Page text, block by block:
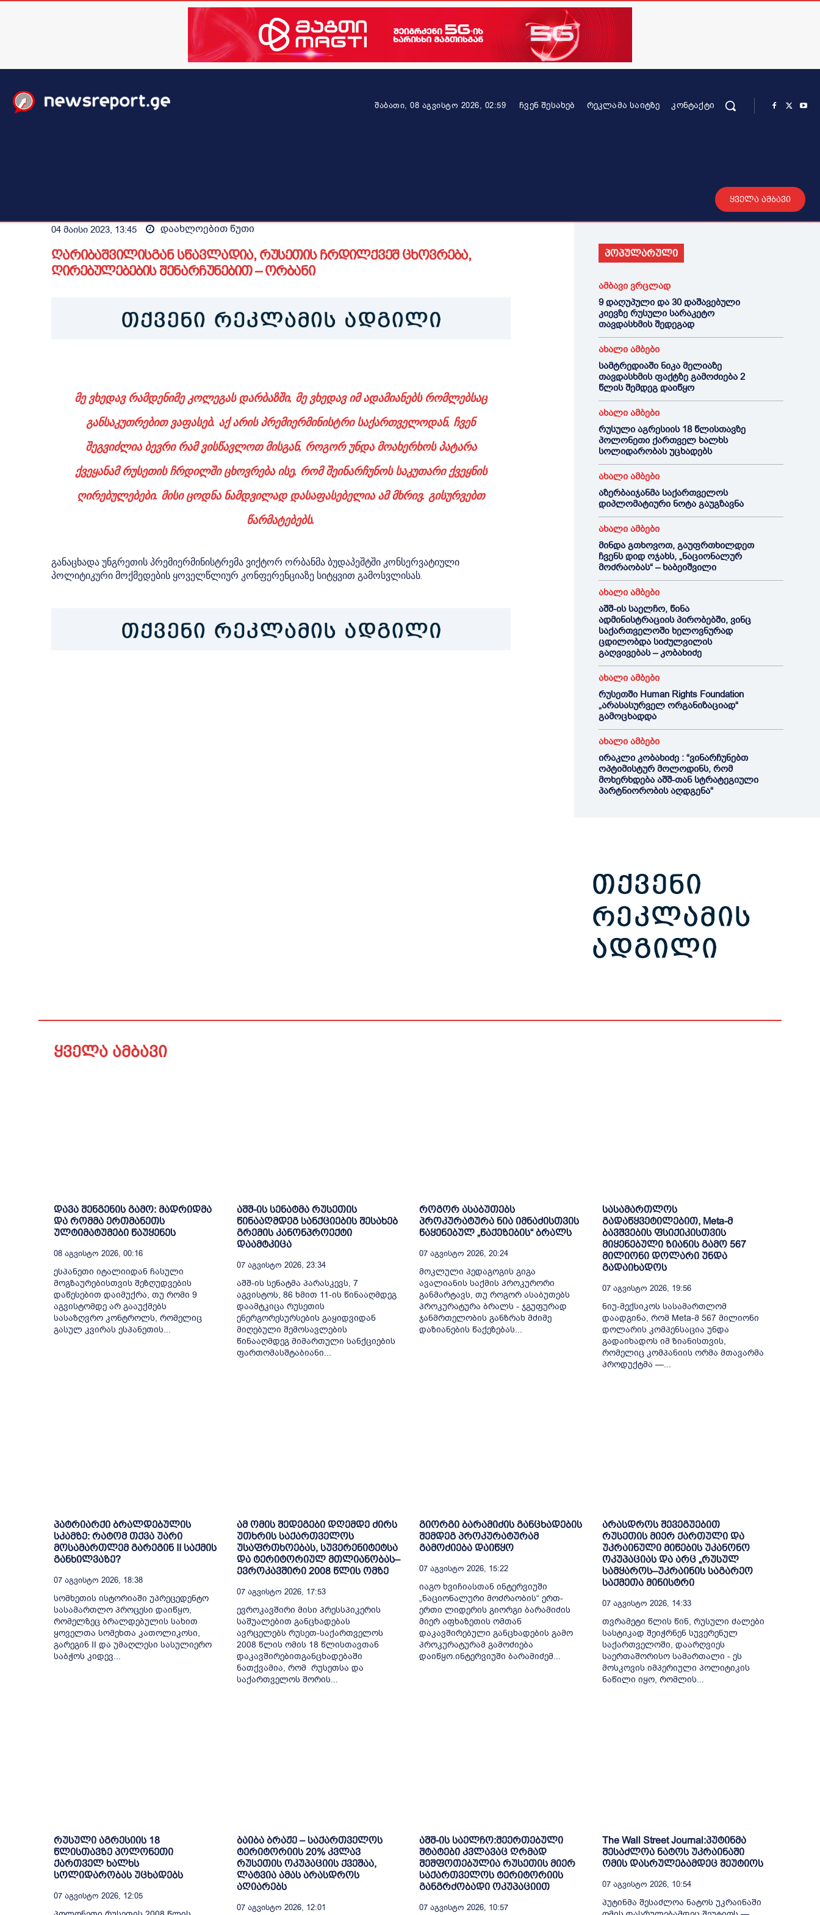
შაბათი, 08 აგვისტო 2026, 02:59 ᲩᲕᲔᲜ ᲨᲔᲡᲐᲮᲔᲑ ᲠᲔᲙᲚᲐᲛᲐ ᲡᲐᲘᲢᲖᲔ ᲙᲝᲜᲢᲐᲥᲢᲘ
ყველა ამბავი
04 მაისი 2023, 13:45 დაახლოებით წუთი
ღარიბაშვილისგან სწავლადია, რუსეთის ჩრდილქვეშ ცხოვრება,
ღირებულებების შენარჩუნებით – ორბანი
მე ვხედავ რამდენიმე კოლეგას დარბაზში, მე ვხედავ იმ ადამიანებს რომლებსაც
განსაკუთრებით ვაფასებ. აქ არის პრემიერმინისტრი საქართველოდან, ჩვენ
შეგვიძლია ბევრი რამ ვისწავლოთ მისგან, როგორ უნდა მოახერხოს პატარა
ქვეყანამ რუსეთის ჩრდილში ცხოვრება ისე, რომ შეინარჩუნოს საკუთარი ქვეყნის
ღირებულებები. მისი ცოდნა ნამდვილად დასაფასებელია ამ მხრივ. გისურვებთ
წარმატებებს.
განაცხადა უნგრეთის პრემიერმინისტრემა ვიქტორ ორბანმა ბუდაპეშტში კონსერვატიული
პოლიტიკური მოქმედების ყოველწლიურ კონფერენციაზე სიტყვით გამოსვლისას.
პოპულარული
ამბავი ვრცლად
9 დაღუპული და 30 დაშავებული
კიევზე რუსული სარაკეტო
თავდასხმის შედეგად
ახალი ამბები
სამტრედიაში ნიკა მელიაზე
თავდასხმის ფაქტზე გამოძიება 2
წლის შემდეგ დაიწყო
ახალი ამბები
რუსული აგრესიის 18 წლისთავზე
პოლონეთი ქართველ ხალხს
სოლიდარობას უცხადებს
ახალი ამბები
აზერბაიჯანმა საქართველოს
დიპლომატიური ნოტა გაუგზავნა
ახალი ამბები
მინდა გთხოვოთ, გაუფრთხილდეთ
ჩვენს დიდ ოჯახს, „ნაციონალურ
მოძრაობას“ – ხაბეიშვილი
ახალი ამბები
აშშ-ის საელჩო, წინა
ადმინისტრაციის პირობებში, ვინც
საქართველოში ხელოვნურად
ცდილობდა სიძულვილის
გაღვივებას – კობახიძე
ახალი ამბები
რუსეთში Human Rights Foundation
„არასასურველ ორგანიზაციად“
გამოცხადდა
ახალი ამბები
ირაკლი კობახიძე : “ვინარჩუნებთ
ოპტიმისტურ მოლოდინს, რომ
მოხერხდება აშშ-თან სტრატეგიული
პარტნიორობის აღდგენა“
ყველა ამბავი
დავა შენგენის გამო: მადრიდმა
და რომმა ერთმანეთს
ულტიმატუმები წაუყენეს
08 Აგვისტო 2026, 00:16
ესპანეთი იტალიიდან ჩასული
მოგზაურებისთვის შეზღუდვების
დაწესებით დაიმუქრა, თუ რომი 9
აგვისტომდე არ გააუქმებს
სასაზღვრო კონტროლს, რომელიც
გასულ კვირას ესპანეთის...
აშშ-ის სენატმა რუსეთის
წინააღმდეგ სანქციების შესახებ
გრემის კანონპროექტი
დაამტკიცა
07 Აგვისტო 2026, 23:34
აშშ-ის სენატმა პარასკევს, 7
აგვისტოს, 86 ხმით 11-ის წინააღმდეგ
დაამტკიცა რუსეთის
ენერგორესურსების გაყიდვიდან
მიღებული შემოსავლების
წინააღმდეგ მიმართული სანქციების
ფართომასშტაბიანი...
როგორ ასაბუთებს
პროკურატურა ნია იმნაძისთვის
წაყენებულ „წაქეზების“ ბრალს
07 Აგვისტო 2026, 20:24
მოკლული პედაგოგის გიგა
ავალიანის საქმის პროკურორი
განმარტავს, თუ როგორ ასაბუთებს
პროკურატურა ბრალს - ჯგუფურად
ჯანმრთელობის განზრახ მძიმე
დაზიანების წაქეზებას...
სასამართლოს
გადაწყვეტილებით, Meta-მ
ბავშვების ფსიქიკისთვის
მიყენებული ზიანის გამო 567
მილიონი დოლარი უნდა
გადაიხადოს
07 Აგვისტო 2026, 19:56
ნიუ-მექსიკოს სასამართლომ
დაადგინა, რომ Meta-მ 567 მილიონი
დოლარის კომპენსაცია უნდა
გადაიხადოს იმ ზიანისთვის,
რომელიც კომპანიის ორმა მთავარმა
პროდუქტმა —...
პატრიარქი ბრალდებულის
სკამზე: რატომ თქვა უარი
მოსამართლემ გარეგინ II საქმის
განხილვაზე?
07 Აგვისტო 2026, 18:38
სომხეთის ისტორიაში უპრეცედენტო
სასამართლო პროცესი დაიწყო,
რომელზეც ბრალდებულის სახით
ყოველთა სომეხთა კათოლიკოსი,
გარეგინ II და უმაღლესი სასულიერო
საბჭოს კიდევ...
ამ ომის შედეგები დღემდე ძირს
უთხრის საქართველოს
უსაფრთხოებას, სუვერენიტეტსა
და ტერიტორიულ მთლიანობას–
ევროკავშირი 2008 წლის ომზე
07 Აგვისტო 2026, 17:53
ევროკავშირი მისი პრესსპიკერის
საშუალებით განცხადებას
ავრცელებს რუსეთ-საქართველოს
2008 წლის ომის 18 წლისთავთან
დაკავშირებითგანცხადებაში
ნათქვამია, რომ რუსეთსა და
საქართველოს შორის...
გიორგი ბარამიძის განცხადების
შემდეგ პროკურატურამ
გამოძიება დაიწყო
07 Აგვისტო 2026, 15:22
იაგო ხვიჩიასთან ინტერვიუში
„ნაციონალური მოძრაობის“ ერთ-
ერთი ლიდერის გიორგი ბარამიძის
მიერ აფხაზეთის ომთან
დაკავშირებული განცხადების გამო
პროკურატურამ გამოძიება
დაიწყო.ინტერვიუში ბარამიძემ...
არასდროს შევეგუებით
რუსეთის მიერ ქართული და
უკრაინული მიწების უკანონო
ოკუპაციას და არც „რუსულ
სამყაროს–უკრაინის საგარეო
საქმეთა მინისტრი
07 Აგვისტო 2026, 14:33
თვრამეტი წლის წინ, რუსული ძალები
სასტიკად შეიჭრნენ სუვერენულ
საქართველოში, დაარღვიეს
საერთაშორისო სამართალი - ეს
მოსკოვის იმპერიული პოლიტიკის
ნაწილი იყო, რომლის...
რუსული აგრესიის 18
წლისთავზე პოლონეთი
ქართველ ხალხს
სოლიდარობას უცხადებს
07 Აგვისტო 2026, 12:05
ბაიბა ბრაჟე – საქართველოს
ტერიტორიის 20% კვლავ
რუსეთის ოკუპაციის ქვეშაა,
ლატვია ამას არასდროს
აღიარებს
07 Აგვისტო 2026, 12:01
აშშ-ის საელჩო:შეერთებული
შტატები კვლავაც ღრმად
შეშფოთებულია რუსეთის მიერ
საქართველოს ტერიტორიის
განგრძობადი ოკუპაციით
07 Აგვისტო 2026, 10:57
The Wall Street Journal:პუტინმა
შესაძლოა ნატოს უკრაინაში
ომის დასრულებამდეც შეუტიოს
07 Აგვისტო 2026, 10:54
პუტინმა შესაძლოა ნატოს უკრაინაში